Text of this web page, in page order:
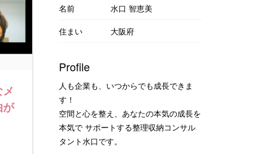
が
名前
水口 智恵美
住まい
大阪府
Profile
人も企業も、いつからでも成長できま
す！
空間と心を整え、あなたの本気の成長を
本気で サポートする整理収納コンサル
タント水口です。